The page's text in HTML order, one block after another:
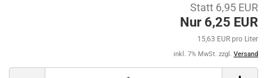
Statt 6,95 EUR
Nur 6,25 EUR
15,63 EUR pro Liter
inkl. 7% MwSt. zzgl. Versand